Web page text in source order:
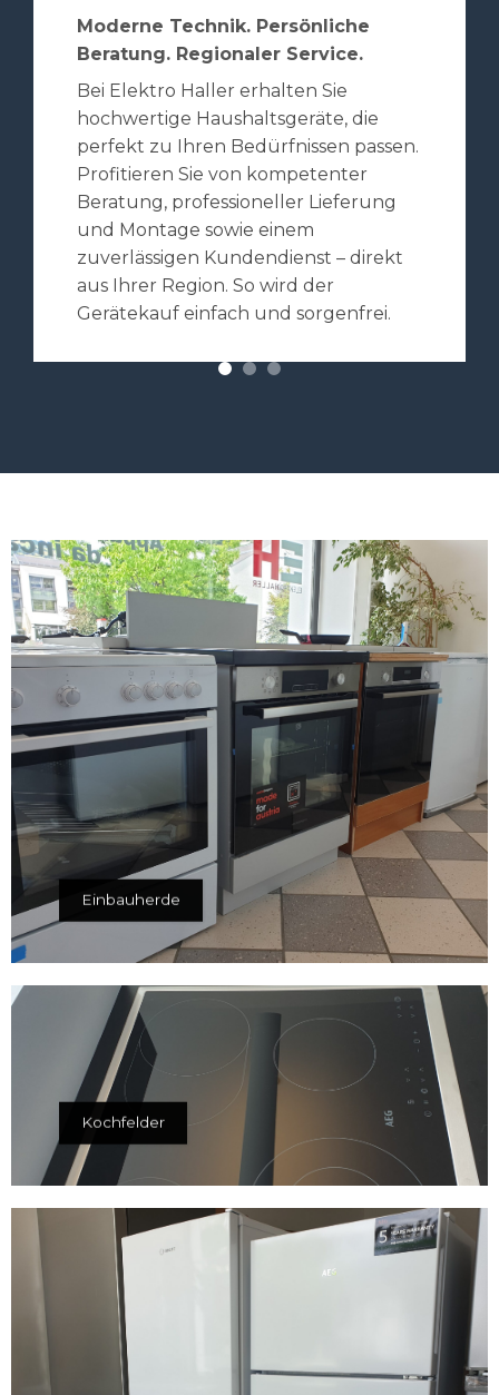
Moderne Technik. Persönliche
Beratung. Regionaler Service.
Bei Elektro Haller erhalten Sie
hochwertige Haushaltsgeräte, die
perfekt zu Ihren Bedürfnissen passen.
Profitieren Sie von kompetenter
Beratung, professioneller Lieferung
und Montage sowie einem
zuverlässigen Kundendienst – direkt
aus Ihrer Region. So wird der
Gerätekauf einfach und sorgenfrei.
Einbauherde
Kochfelder